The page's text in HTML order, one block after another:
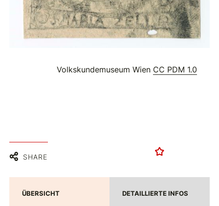
Volkskundemuseum Wien CC PDM 1.0
SHARE
ÜBERSICHT DETAILLIERTE INFOS